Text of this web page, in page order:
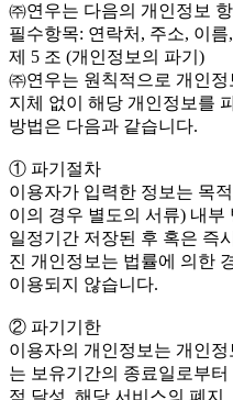
㈜연우는 다음의 개인정보
필수항목: 연락처, 주소, 이
제 5 조 (개인정보의 파기)
㈜연우는 원칙적으로 개인
지체 없이 해당 개인정보를
방법은 다음과 같습니다.
① 파기절차
이용자가 입력한 정보는 목
이의 경우 별도의 서류) 내
일정기간 저장된 후 혹은 즉
진 개인정보는 법률에 의한
이용되지 않습니다.
② 파기기한
이용자의 개인정보는 개인
는 보유기간의 종료일로부
적 달성, 해당 서비스의 폐지